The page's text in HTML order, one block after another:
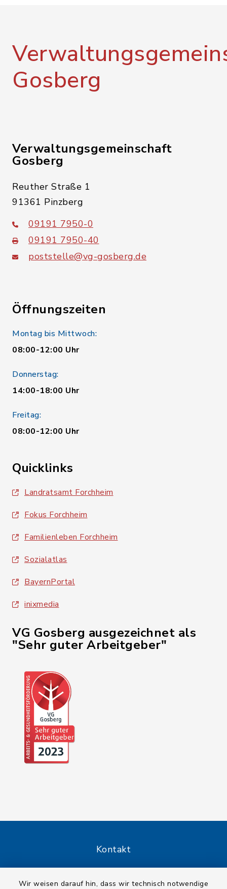
Wir weisen darauf hin, dass wir technisch notwendige
Gosberg
Verwaltungsgemeinschaft
Gosberg
Reuther Straße 1
91361 Pinzberg
09191 7950-0
09191 7950-40
poststelle@vg-gosberg.de
Öffnungszeiten
Montag bis Mittwoch:
08:00-12:00 Uhr
Donnerstag:
14:00-18:00 Uhr
Freitag:
08:00-12:00 Uhr
Quicklinks
Landratsamt Forchheim
Fokus Forchheim
Familienleben Forchheim
Sozialatlas
BayernPortal
inixmedia
VG Gosberg ausgezeichnet als
"Sehr guter Arbeitgeber"
Kontakt